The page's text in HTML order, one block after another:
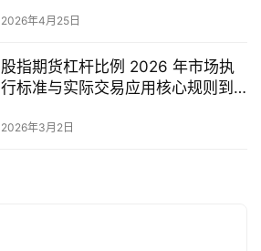
2026年4月25日
股指期货杠杆比例 2026 年市场执
行标准与实际交易应用核心规则到
2026年3月2日